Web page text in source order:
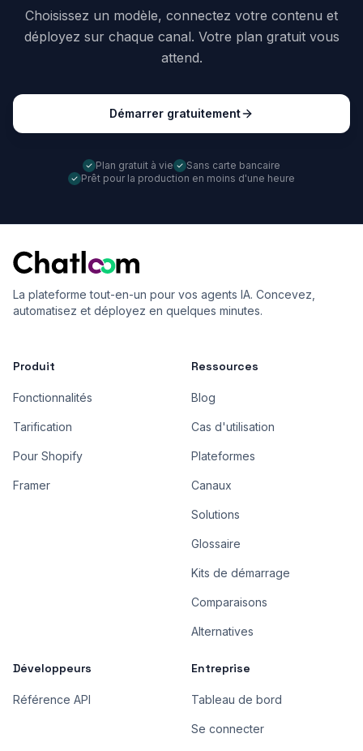
Choisissez un modèle, connectez votre contenu et
déployez sur chaque canal. Votre plan gratuit vous
attend.
Démarrer gratuitement
Plan gratuit à vie
Sans carte bancaire
Prêt pour la production en moins d'une heure
La plateforme tout-en-un pour vos agents IA. Concevez,
automatisez et déployez en quelques minutes.
Produit
Fonctionnalités
Tarification
Pour Shopify
Framer
Ressources
Blog
Cas d'utilisation
Plateformes
Canaux
Solutions
Glossaire
Kits de démarrage
Comparaisons
Alternatives
Développeurs
Référence API
Entreprise
Tableau de bord
Se connecter